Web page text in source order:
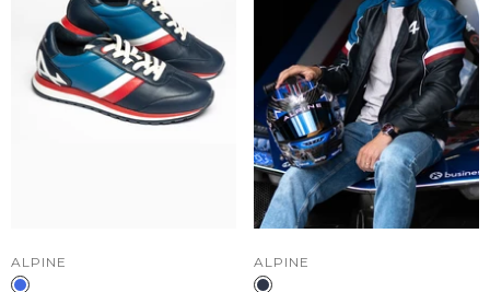
DISTRIBUTEUR :
ALPINE DISTRIBUTEUR :
ALPINE